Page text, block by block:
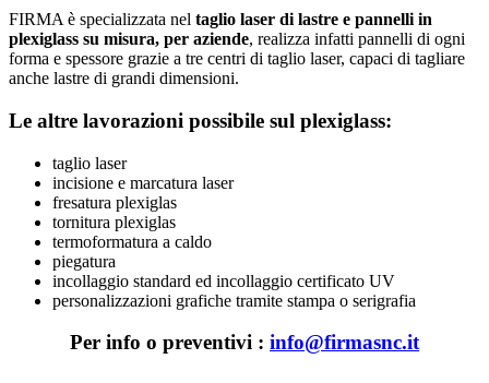
FIRMA è specializzata nel taglio laser di lastre e pannelli in
plexiglass su misura, per aziende, realizza infatti pannelli di ogni
forma e spessore grazie a tre centri di taglio laser, capaci di tagliare
anche lastre di grandi dimensioni.
Le altre lavorazioni possibile sul plexiglass:
taglio laser
incisione e marcatura laser
fresatura plexiglas
tornitura plexiglas
termoformatura a caldo
piegatura
incollaggio standard ed incollaggio certificato UV
personalizzazioni grafiche tramite stampa o serigrafia
Per info o preventivi : info@firmasnc.it